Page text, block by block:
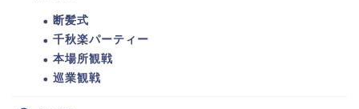
断髪式
千秋楽パーティー
本場所観戦
巡業観戦